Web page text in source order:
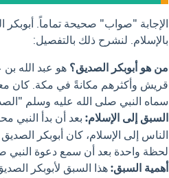
الإجابة "صواب" صحيحة تماماً.
بالإسلام. لنشرح ذلك بالتفصيل:
من هو أبوبكر الصديق؟ هو عبد الله
قريش وأكثرهم مكانةً في مكة. كان
سماه النبي صلى الله عليه وسلم
السبق إلى الإسلام: بعد أن بدأ النبي
الناس إلى الإسلام، كان أبوبكر
لحظة واحدة بعد أن سمع دعوة النبي
أهمية السبق: هذا السبق لأبوبكر